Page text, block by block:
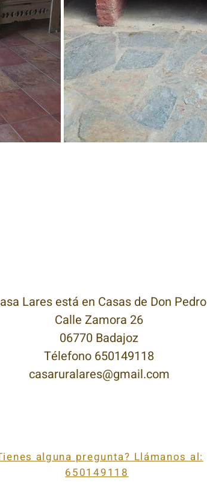
Lares está en Casas de Don Pedro
Calle Zamora 26
06770 Badajoz
Télefono 650149118
casaruralares@gmail.com
alguna pregunta? Llámanos al:
650149118